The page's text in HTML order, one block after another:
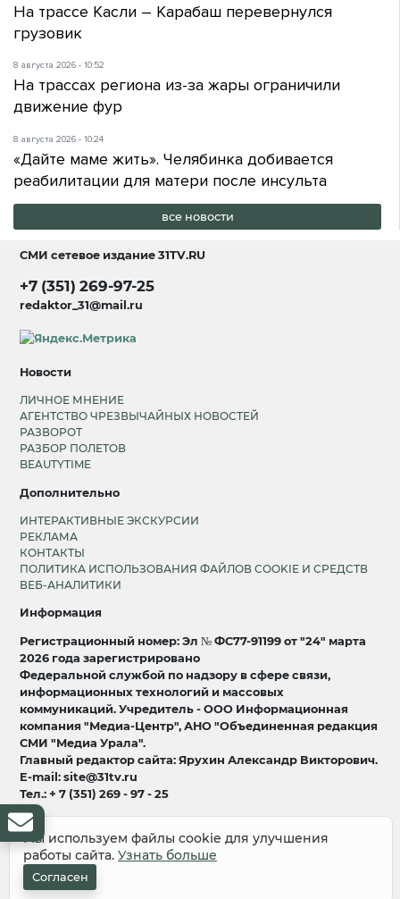
На трассе Касли – Карабаш перевернулся
грузовик
8 августа 2026 - 10:52
На трассах региона из-за жары ограничили
движение фур
8 августа 2026 - 10:24
«Дайте маме жить». Челябинка добивается
реабилитации для матери после инсульта
все новости
СМИ сетевое издание31TV.RU
+7 (351) 269-97-25
redaktor_31@mail.ru
Новости
ЛИЧНОЕ МНЕНИЕ
АГЕНТСТВО ЧРЕЗВЫЧАЙНЫХ НОВОСТЕЙ
РАЗВОРОТ
РАЗБОР ПОЛЕТОВ
BEAUTYTIME
Дополнительно
ИНТЕРАКТИВНЫЕ ЭКСКУРСИИ
РЕКЛАМА
КОНТАКТЫ
ПОЛИТИКА ИСПОЛЬЗОВАНИЯ ФАЙЛОВ COOKIE И СРЕДСТВ
ВЕБ-АНАЛИТИКИ
Информация
Регистрационный номер: Эл № ФС77-91199 от "24" марта
2026 года зарегистрировано
Федеральной службой по надзору в сфере связи,
информационных технологий и массовых
коммуникаций. Учредитель - ООО Информационная
компания "Медиа-Центр", АНО "Объединенная редакция
СМИ "Медиа Урала".
Главный редактор сайта: Ярухин Александр Викторович.
E-mail: site@31tv.ru
Тел.: + 7 (351) 269 - 97 - 25
18+
© 2008-2026 Все права защищены
разработка и продвижение:
Мы используем файлы cookie для улучшения
работы сайта. Узнать больше
Согласен